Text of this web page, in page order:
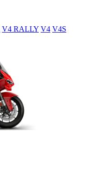
V4 RALLY V4 V4S